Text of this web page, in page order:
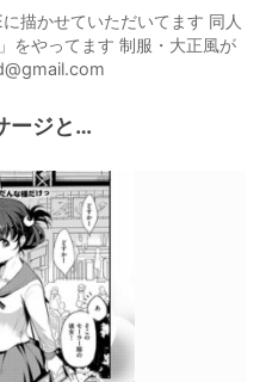
描かせていただいてます 同人
をやってます 制服・大正風が
ージと…